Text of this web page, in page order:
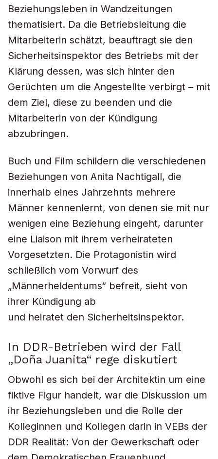
Beziehungsleben in Wandzeitungen
thematisiert. Da die Betriebsleitung die
Mitarbeiterin schätzt, beauftragt sie den
Sicherheitsinspektor des Betriebs mit der
Klärung dessen, was sich hinter den
Gerüchten um die Angestellte verbirgt – mit
dem Ziel, diese zu beenden und die
Mitarbeiterin von der Kündigung
abzubringen.
Buch und Film schildern die verschiedenen
Beziehungen von Anita Nachtigall, die
innerhalb eines Jahrzehnts mehrere
Männer kennenlernt, von denen sie mit nur
wenigen eine Beziehung eingeht, darunter
eine Liaison mit ihrem verheirateten
Vorgesetzten. Die Protagonistin wird
schließlich vom Vorwurf des
„Männerheldentums“ befreit, sieht von
ihrer Kündigung ab
und heiratet den Sicherheitsinspektor.
In DDR-Betrieben wird der Fall
„Doña Juanita“ rege diskutiert
Obwohl es sich bei der Architektin um eine
fiktive Figur handelt, war die Diskussion um
ihr Beziehungsleben und die Rolle der
Kolleginnen und Kollegen darin in VEBs der
DDR Realität: Von der Gewerkschaft oder